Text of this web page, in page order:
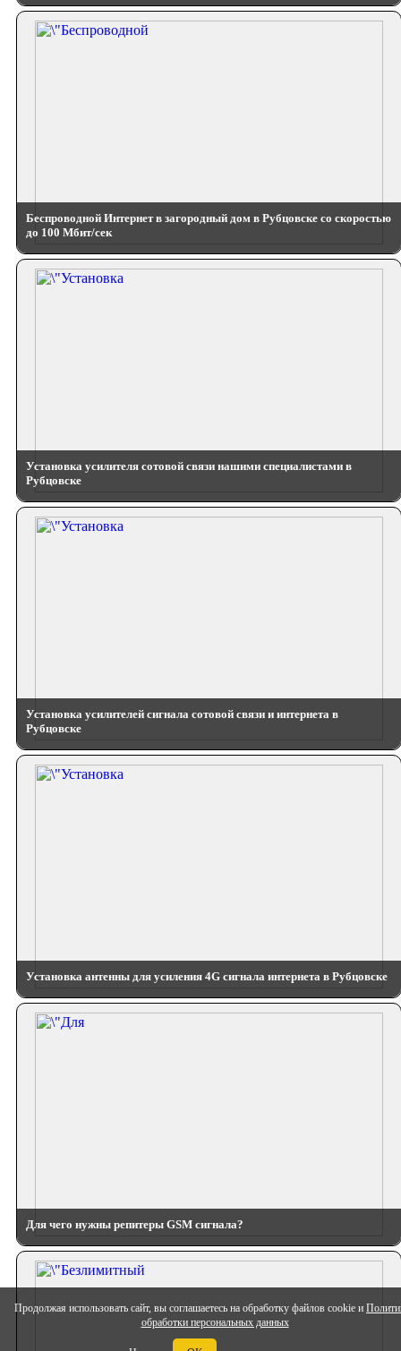
Продолжая использовать сайт, вы соглашаетесь на обработку файлов cookie и
обработки персональных данных
Беспроводной Интернет в загородный дом в Рубцовске со скоростью
до 100 Мбит/сек
Установка усилителя сотовой связи нашими специалистами в
Рубцовске
Установка усилителей сигнала сотовой связи и интернета в
Рубцовске
Установка антенны для усиления 4G сигнала интернета в Рубцовске
Для чего нужны репитеры GSM сигнала?